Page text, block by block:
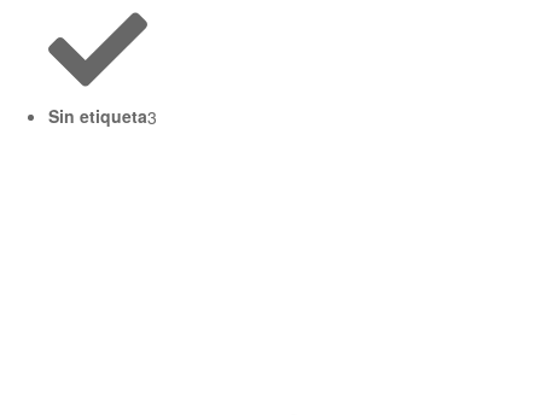
Sin etiqueta3